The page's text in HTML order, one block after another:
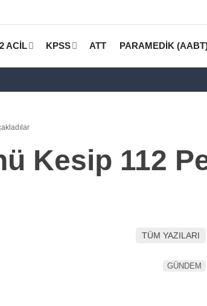
ACİL KPSS ATT PARAMEDİK
Kesip 112
TÜM YAZILARI
GÜNDEM